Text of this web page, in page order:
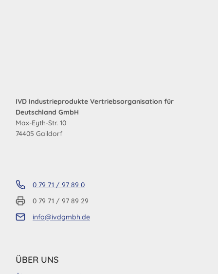
IVD Industrieprodukte Vertriebsorganisation für
Deutschland GmbH
Max-Eyth-Str. 10
74405 Gaildorf
0 79 71 / 97 89 0
0 79 71 / 97 89 29
info@ivdgmbh.de
ÜBER UNS